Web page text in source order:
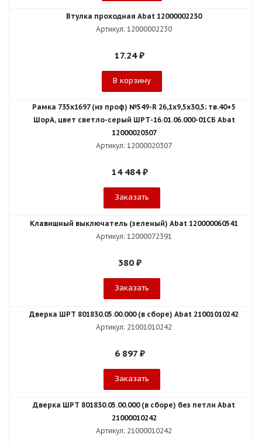
Втулка проходная Abat 12000002230
Артикул: 12000002230
17.24₽
В корзину
Рамка 735х1697 (из проф) №549-R 26,1х9,5х30,5; тв.40+5
ШорА, цвет светло-серый ШРТ-16.01.06.000-01СБ Abat
12000020307
Артикул: 12000020307
14 484₽
Заказать
Клавишный выключатель (зеленый) Abat 120000060541
Артикул: 12000072391
380₽
Заказать
Дверка ШРТ 801830.05.00.000 (в сборе) Abat 21001010242
Артикул: 21001010242
6 897₽
Заказать
Дверка ШРТ 801830.05.00.000 (в сборе) без петли Abat
21000010242
Артикул: 21000010242